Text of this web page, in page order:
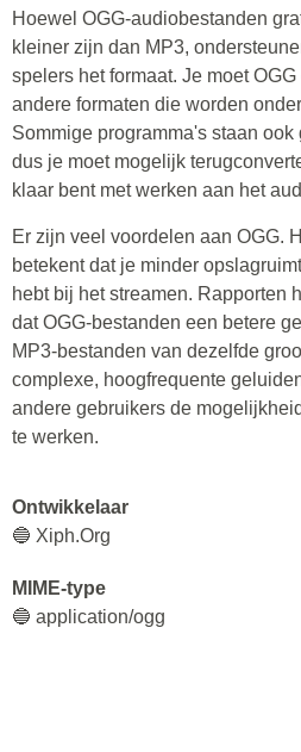
Hoewel OGG-audiobestanden
kleiner zijn dan MP3,
spelers het formaat. Je moet
andere formaten die worden
Sommige programma's staan
dus je moet mogelijk
klaar bent met werken aan het
Er zijn veel voordelen aan OGG.
betekent dat je minder
hebt bij het streamen. Rapporten
dat OGG-bestanden een betere
MP3-bestanden van dezelfde
complexe, hoogfrequente
andere gebruikers de
te werken.
Ontwikkelaar
🔵 Xiph.Org
MIME-type
🔵 application/ogg